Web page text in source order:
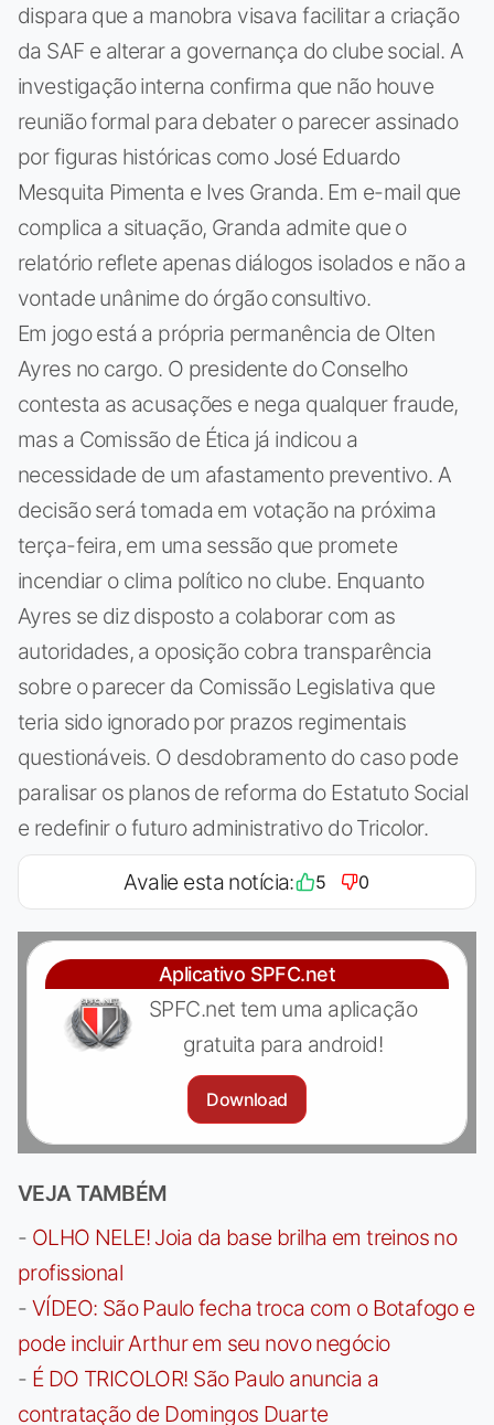
dispara que a manobra visava facilitar a criação
da SAF e alterar a governança do clube social. A
investigação interna confirma que não houve
reunião formal para debater o parecer assinado
por figuras históricas como José Eduardo
Mesquita Pimenta e Ives Granda. Em e-mail que
complica a situação, Granda admite que o
relatório reflete apenas diálogos isolados e não a
vontade unânime do órgão consultivo.
Em jogo está a própria permanência de Olten
Ayres no cargo. O presidente do Conselho
contesta as acusações e nega qualquer fraude,
mas a Comissão de Ética já indicou a
necessidade de um afastamento preventivo. A
decisão será tomada em votação na próxima
terça-feira, em uma sessão que promete
incendiar o clima político no clube. Enquanto
Ayres se diz disposto a colaborar com as
autoridades, a oposição cobra transparência
sobre o parecer da Comissão Legislativa que
teria sido ignorado por prazos regimentais
questionáveis. O desdobramento do caso pode
paralisar os planos de reforma do Estatuto Social
e redefinir o futuro administrativo do Tricolor.
Avalie esta notícia: 5 0
Aplicativo SPFC.net
SPFC.net tem uma aplicação
gratuita para android!
Download
VEJA TAMBÉM
- OLHO NELE! Joia da base brilha em treinos no
profissional
- VÍDEO: São Paulo fecha troca com o Botafogo e
pode incluir Arthur em seu novo negócio
- É DO TRICOLOR! São Paulo anuncia a
contratação de Domingos Duarte